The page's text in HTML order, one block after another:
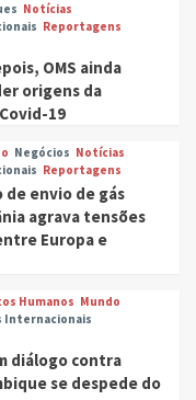
Notícias
Reportagens
OMS ainda
origens da
19
Negócios Notícias
Reportagens
de envio de gás
agrava tensões
Europa e
Humanos Mundo
Internacionais
diálogo contra
se despede do